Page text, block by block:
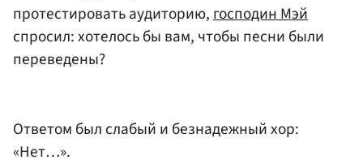
протестировать аудиторию,господин Мэй
спросил: хотелось бы вам, чтобы песни были
переведены?
Ответом был слабый и безнадежный хор:
«Нет…».